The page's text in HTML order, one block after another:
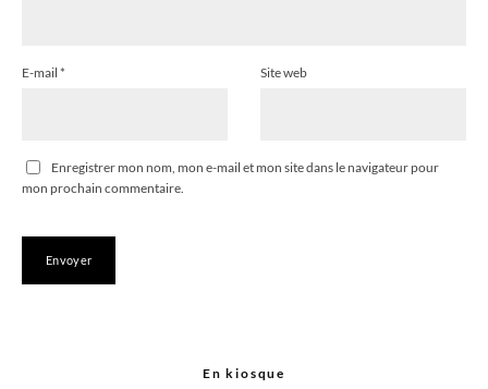
E-mail * Site web
Enregistrer mon nom, mon e-mail et mon site dans le navigateur pour
mon prochain commentaire.
En kiosque